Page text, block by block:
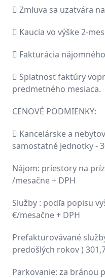
 Zmluva sa uzatvára
 Kaucia vo výške 2-
 Fakturácia
 Splatnosť faktúry
predmetného mesiaca.
CENOVÉ PODMIENKY:
 Kancelárske a
samostatné jednotky -
Nájom: priestory na
/mesačne + DPH
Služby : podľa popisu
€/mesačne + DPH
Prefakturovávané
predošlých rokov )
Parkovanie: za bránou